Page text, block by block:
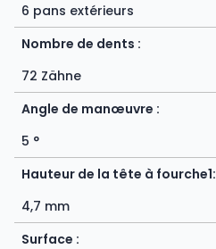
6 pans extérieurs
Nombre de dents :
72 Zähne
Angle de manœuvre :
5 °
Hauteur de la tête à fourche1:
4,7 mm
Surface :